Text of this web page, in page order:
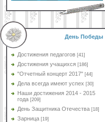
День Победы
Достижения педагогов [41]
Достижения учащихся [186]
"Отчетный концерт 2017" [44]
Дела всегда имеют успех [30]
Наши достижения 2014 - 2015
года [209]
День Защитника Отечества [18]
Зарница [19]